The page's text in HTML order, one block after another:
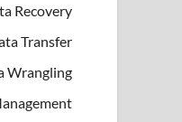
Recovery
Transfer
Wrangling